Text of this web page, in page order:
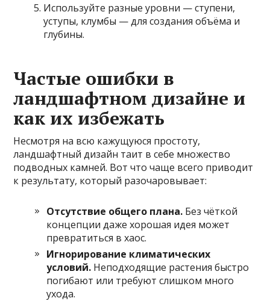
Используйте разные уровни — ступени,
уступы, клумбы — для создания объёма и
глубины.
Частые ошибки в
ландшафтном дизайне и
как их избежать
Несмотря на всю кажущуюся простоту,
ландшафтный дизайн таит в себе множество
подводных камней. Вот что чаще всего приводит
к результату, который разочаровывает:
Отсутствие общего плана. Без чёткой
концепции даже хорошая идея может
превратиться в хаос.
Игнорирование климатических
условий. Неподходящие растения быстро
погибают или требуют слишком много
ухода.